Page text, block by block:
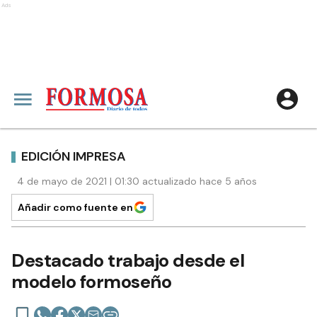
Ads
EDICIÓN IMPRESA
4 de mayo de 2021 | 01:30 actualizado hace 5 años
Añadir como fuente en
Destacado trabajo desde el
modelo formoseño